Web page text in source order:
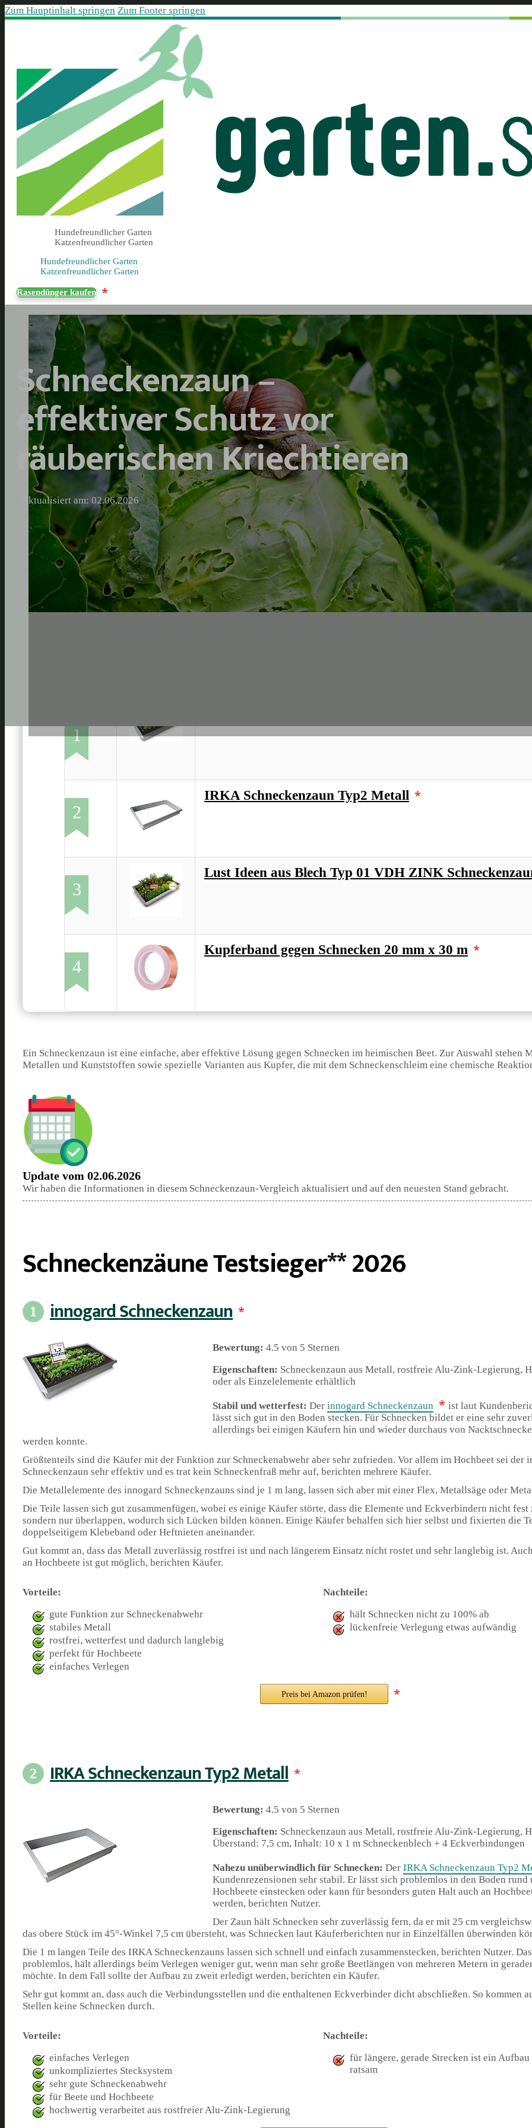
Zum Hauptinhalt springen Zum Footer springen
Hundefreundlicher Garten
Katzenfreundlicher Garten
Hundefreundlicher Garten
Katzenfreundlicher Garten
Rasendünger kaufen *
Schneckenzaun –
effektiver Schutz vor
räuberischen Kriechtieren
Aktualisiert am: 02.06.2026
1
2
IRKA Schneckenzaun Typ2 Metall *
3
Lust Ideen aus Blech Typ 01 VDH ZINK
4
Kupferband gegen Schnecken 20 mm x 30 m *
Ein Schneckenzaun ist eine einfache, aber effektive Lösung gegen Schnecken im heimischen Beet. Zur Auswahl stehen
Metallen und Kunststoffen sowie spezielle Varianten aus Kupfer, die mit dem Schneckenschleim eine chemische
Update vom 02.06.2026
Wir haben die Informationen in diesem Schneckenzaun-Vergleich aktualisiert und auf den neuesten Stand gebracht.
Schneckenzäune Testsieger** 2026
1 innogard Schneckenzaun *
Bewertung: 4.5 von 5 Sternen
Eigenschaften: Schneckenzaun aus Metall, rostfreie Alu-Zink-Legierung,
oder als Einzelelemente erhältlich
Stabil und wetterfest: Der innogard Schneckenzaun * ist laut
lässt sich gut in den Boden stecken. Für Schnecken bildet er eine sehr
allerdings bei einigen Käufern hin und wieder durchaus von
werden konnte.
Größtenteils sind die Käufer mit der Funktion zur Schneckenabwehr aber sehr zufrieden. Vor allem im Hochbeet sei der
Schneckenzaun sehr effektiv und es trat kein Schneckenfraß mehr auf, berichten mehrere Käufer.
Die Metallelemente des innogard Schneckenzauns sind je 1 m lang, lassen sich aber mit einer Flex, Metallsäge oder
Die Teile lassen sich gut zusammenfügen, wobei es einige Käufer störte, dass die Elemente und Eckverbindern nicht fest
sondern nur überlappen, wodurch sich Lücken bilden können. Einige Käufer behalfen sich hier selbst und fixierten die
doppelseitigem Klebeband oder Heftnieten aneinander.
Gut kommt an, dass das Metall zuverlässig rostfrei ist und nach längerem Einsatz nicht rostet und sehr langlebig ist.
an Hochbeete ist gut möglich, berichten Käufer.
Vorteile:
gute Funktion zur Schneckenabwehr
stabiles Metall
rostfrei, wetterfest und dadurch langlebig
perfekt für Hochbeete
einfaches Verlegen
Nachteile:
hält Schnecken nicht zu 100% ab
lückenfreie Verlegung etwas aufwändig
Preis bei Amazon prüfen! *
2 IRKA Schneckenzaun Typ2 Metall *
Bewertung: 4.5 von 5 Sternen
Eigenschaften: Schneckenzaun aus Metall, rostfreie Alu-Zink-Legierung,
Überstand: 7,5 cm, Inhalt: 10 x 1 m Schneckenblech + 4 Eckverbindungen
Nahezu unüberwindlich für Schnecken: Der IRKA Schneckenzaun Typ2
Kundenrezensionen sehr stabil. Er lässt sich problemlos in den Boden rund
Hochbeete einstecken oder kann für besonders guten Halt auch an
werden, berichten Nutzer.
Der Zaun hält Schnecken sehr zuverlässig fern, da er mit 25 cm
das obere Stück im 45°-Winkel 7,5 cm übersteht, was Schnecken laut Käuferberichten nur in Einzelfällen überwinden
Die 1 m langen Teile des IRKA Schneckenzauns lassen sich schnell und einfach zusammenstecken, berichten Nutzer.
problemlos, hält allerdings beim Verlegen weniger gut, wenn man sehr große Beetlängen von mehreren Metern in
möchte. In dem Fall sollte der Aufbau zu zweit erledigt werden, berichten ein Käufer.
Sehr gut kommt an, dass auch die Verbindungsstellen und die enthaltenen Eckverbinder dicht abschließen. So kommen
Stellen keine Schnecken durch.
Vorteile:
einfaches Verlegen
unkompliziertes Stecksystem
sehr gute Schneckenabwehr
für Beete und Hochbeete
hochwertig verarbeitet aus rostfreier Alu-Zink-Legierung
Nachteile:
für längere, gerade Strecken ist ein Aufbau
ratsam